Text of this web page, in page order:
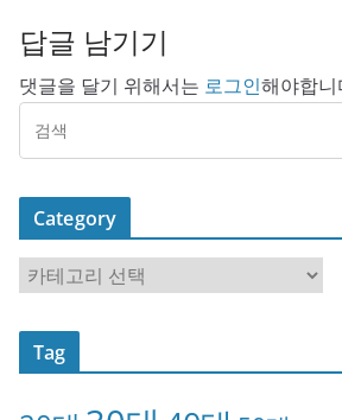
답글 남기기
댓글을 달기 위해서는 로그인해야합니
Category
a
t
Tag